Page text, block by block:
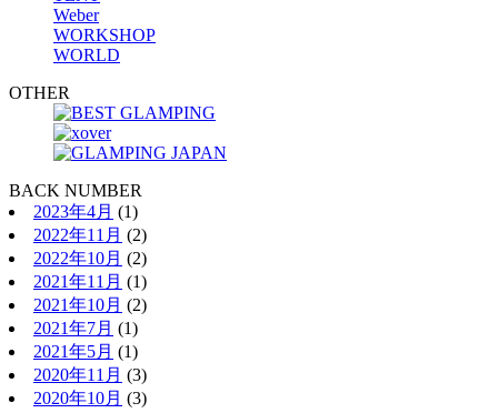
Weber
WORKSHOP
WORLD
OTHER
BACK NUMBER
2023年4月 (1)
2022年11月 (2)
2022年10月 (2)
2021年11月 (1)
2021年10月 (2)
2021年7月 (1)
2021年5月 (1)
2020年11月 (3)
2020年10月 (3)